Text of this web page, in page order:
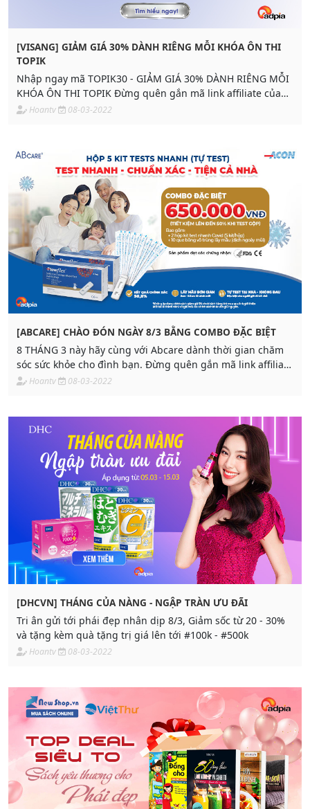
[VISANG] GIẢM GIÁ 30% DÀNH RIÊNG MỖI KHÓA ÔN THI
TOPIK
Nhập ngay mã TOPIK30 - GIẢM GIÁ 30% DÀNH RIÊNG MỖI
KHÓA ÔN THI TOPIK Đừng quên gắn mã link affiliate của
mình vào sản phẩm.
Hoantv 08-03-2022
[ABCARE] CHÀO ĐÓN NGÀY 8/3 BẰNG COMBO ĐẶC BIỆT
8 THÁNG 3 này hãy cùng với Abcare dành thời gian chăm
sóc sức khỏe cho đình bạn. Đừng quên gắn mã link affiliate
của mình vào sản phẩm.
Hoantv 08-03-2022
[DHCVN] THÁNG CỦA NÀNG - NGẬP TRÀN ƯU ĐÃI
Tri ân gửi tới phái đẹp nhân dịp 8/3, Giảm sốc từ 20 - 30%
và tặng kèm quà tặng trị giá lên tới #100k - #500k
Hoantv 08-03-2022